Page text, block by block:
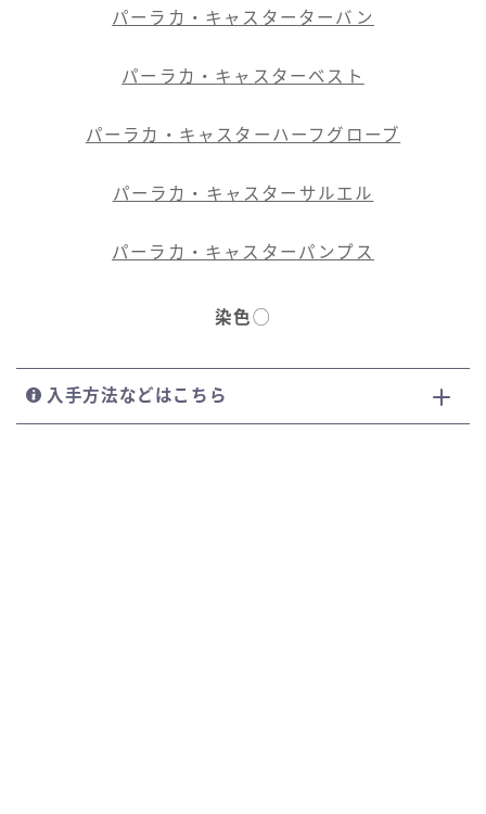
パーラカ・キャスターターバン
パーラカ・キャスターベスト
パーラカ・キャスターハーフグローブ
パーラカ・キャスターサルエル
パーラカ・キャスターパンプス
染色◯
入手方法などはこちら